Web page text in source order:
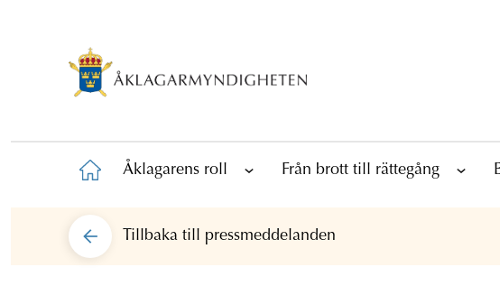
Åklagarens roll Från brott till rättegång
Tillbaka till pressmeddelanden